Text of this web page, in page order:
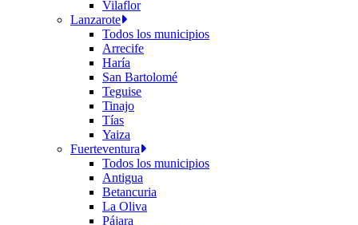
Vilaflor
Lanzarote
Todos los municipios
Arrecife
Haría
San Bartolomé
Teguise
Tinajo
Tías
Yaiza
Fuerteventura
Todos los municipios
Antigua
Betancuria
La Oliva
Pájara